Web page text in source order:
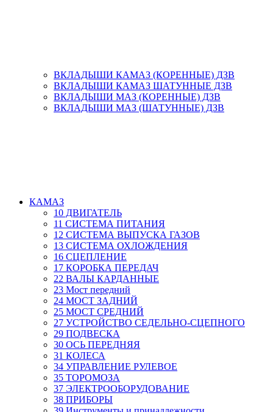
ВКЛАДЫШИ КАМАЗ (КОРЕННЫЕ) ДЗВ
ВКЛАДЫШИ КАМАЗ ШАТУННЫЕ ДЗВ
ВКЛАДЫШИ МАЗ (КОРЕННЫЕ) ДЗВ
ВКЛАДЫШИ МАЗ (ШАТУННЫЕ) ДЗВ
КАМАЗ
10 ДВИГАТЕЛЬ
11 СИСТЕМА ПИТАНИЯ
12 СИСТЕМА ВЫПУСКА ГАЗОВ
13 СИСТЕМА ОХЛОЖДЕНИЯ
16 СЦЕПЛЕНИЕ
17 КОРОБКА ПЕРЕДАЧ
22 ВАЛЫ КАРДАННЫЕ
23 Мост передний
24 МОСТ ЗАДНИЙ
25 МОСТ СРЕДНИЙ
27 УСТРОЙСТВО СЕДЕЛЬНО-СЦЕПНОГО
29 ПОДВЕСКА
30 ОСЬ ПЕРЕДНЯЯ
31 КОЛЕСА
34 УПРАВЛЕНИЕ РУЛЕВОЕ
35 ТОРОМОЗА
37 ЭЛЕКТРООБОРУДОВАНИЕ
38 ПРИБОРЫ